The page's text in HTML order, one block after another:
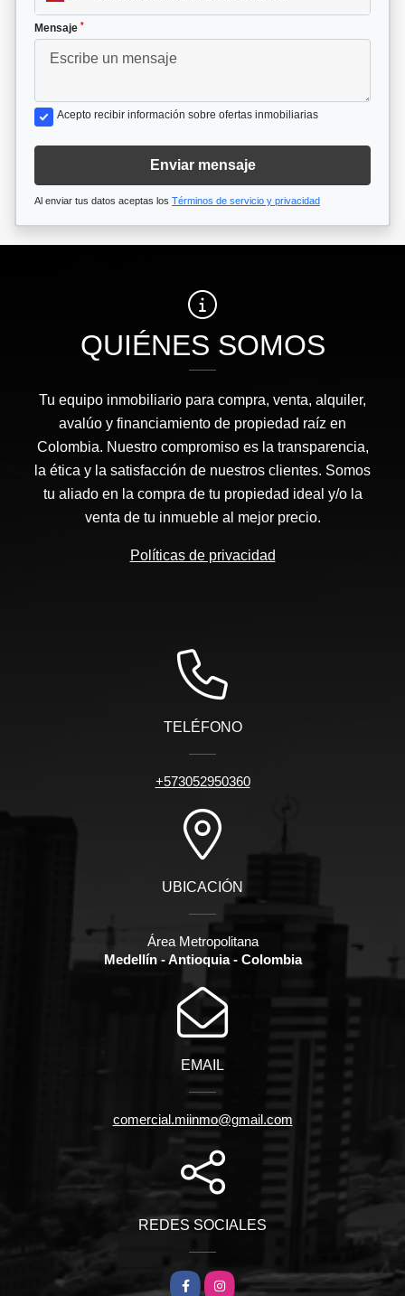
Mensaje *
Acepto recibir información sobre ofertas inmobiliarias
Enviar mensaje
Al enviar tus datos aceptas los Términos de servicio y privacidad
QUIÉNES SOMOS
Tu equipo inmobiliario para compra, venta, alquiler,
avalúo y financiamiento de propiedad raíz en
Colombia. Nuestro compromiso es la transparencia,
la ética y la satisfacción de nuestros clientes. Somos
tu aliado en la compra de tu propiedad ideal y/o la
venta de tu inmueble al mejor precio.
Políticas de privacidad
TELÉFONO
+573052950360
UBICACIÓN
Área Metropolitana
Medellín - Antioquia - Colombia
EMAIL
comercial.miinmo@gmail.com
REDES SOCIALES
FacebookInstagram